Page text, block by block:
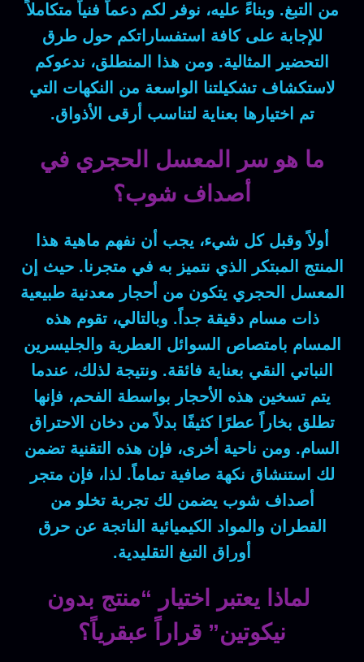
من التبغ. وبناءً عليه، نوفر لكم دعماً فنياً متكاملاً
للإجابة على كافة استفساراتكم حول طرق
التحضير المثالية. ومن هذا المنطلق، ندعوكم
لاستكشاف تشكيلتنا الواسعة من النكهات التي
تم اختيارها بعناية لتناسب أرقى الأذواق.
ما هو سر المعسل الحجري في
أصداف شوب؟
أولاً وقبل كل شيء، يجب أن نفهم ماهية هذا
المنتج المبتكر الذي نتميز به في متجرنا.حيث إن
المعسل الحجري يتكون من أحجار معدنية طبيعية
ذات مسام دقيقة جداً. وبالتالي، تقوم هذه
المسام بامتصاص السوائل العطرية والجليسرين
النباتي النقي بعناية فائقة. ونتيجة لذلك، عندما
يتم تسخين هذه الأحجار بواسطة الفحم، فإنها
تطلق بخاراً عطرًا كثيفًا بدلاً من دخان الاحتراق
السام. ومن ناحية أخرى، فإن هذه التقنية تضمن
لك استنشاق نكهة صافية تماماً. لذا، فإن متجر
أصداف شوب يضمن لك تجربة تخلو من
القطران والمواد الكيميائية الناتجة عن حرق
أوراق التبغ التقليدية.
لماذا يعتبر اختيار “منتج بدون
نيكوتين” قراراً عبقرياً؟